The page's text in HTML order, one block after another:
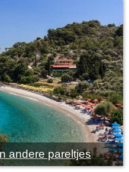
andere pareltjes